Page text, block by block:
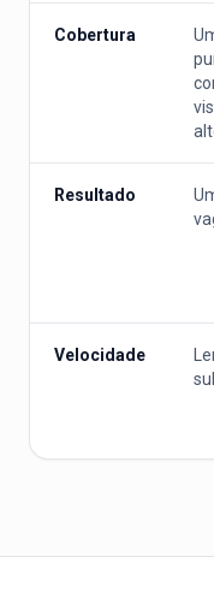
Cobertura
Resultado
Velocidade